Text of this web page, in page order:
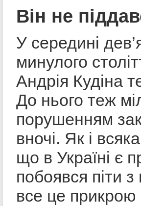
Він не
У середині
минулого
Андрія Кудіна
До нього теж
порушенням
вночі. Як і
що в Україні є
побоявся піти
все це